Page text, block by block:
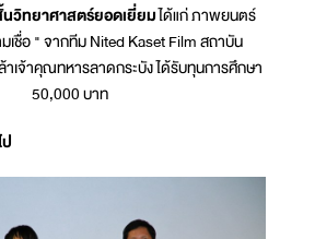
วิทยาศาสตร์ยอดเยี่ยมได้แก่ ภาพยนตร์
มเชื่อ " จากทีม Nited Kaset Film สถาบัน
าเจ้าคุณทหารลาดกระบัง ได้รับทุนการศึกษา
50,000 บาท